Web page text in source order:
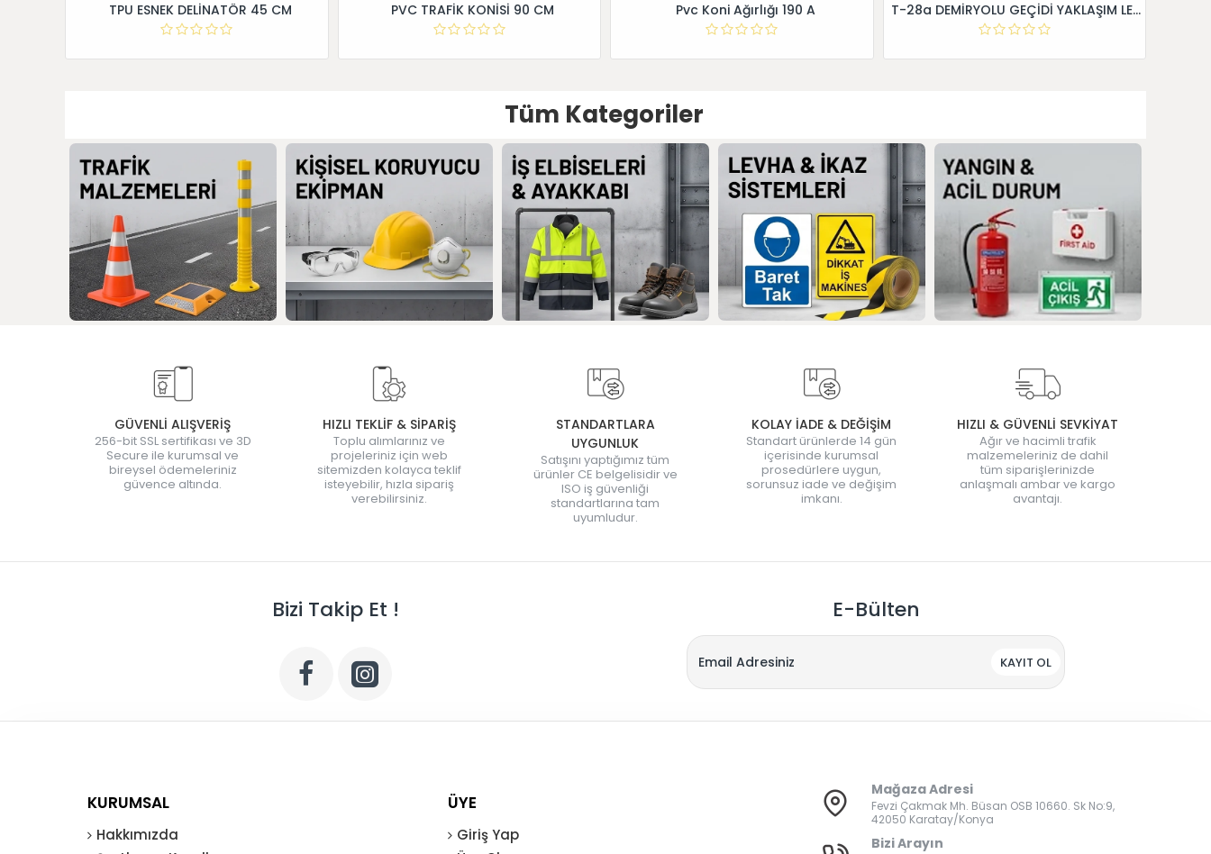
TPU ESNEK DELİNATÖR 45 CM PVC TRAFİK KONİSİ 90 CM Pvc Koni Ağırlığı 190 A T-28a DEMİRYOLU GEÇİDİ YAKLAŞIM LEVHALARI (Sağ)
Tüm Kategoriler
GÜVENLİ ALIŞVERİŞ
256-bit SSL sertifikası ve 3D
Secure ile kurumsal ve
bireysel ödemeleriniz
güvence altında.
HIZLI TEKLİF & SİPARİŞ
Toplu alımlarınız ve
projeleriniz için web
sitemizden kolayca teklif
isteyebilir, hızla sipariş
verebilirsiniz.
STANDARTLARA
UYGUNLUK
Satışını yaptığımız tüm
ürünler CE belgelisidir ve
ISO iş güvenliği
standartlarına tam
uyumludur.
KOLAY İADE & DEĞİŞİM
Standart ürünlerde 14 gün
içerisinde kurumsal
prosedürlere uygun,
sorunsuz iade ve değişim
imkanı.
HIZLI & GÜVENLİ SEVKİYAT
Ağır ve hacimli trafik
malzemeleriniz de dahil
tüm siparişlerinizde
anlaşmalı ambar ve kargo
avantajı.
Bizi Takip Et ! E-Bülten
KAYIT OL
KURUMSAL
Hakkımızda
ÜYE
Giriş Yap
Mağaza Adresi
Fevzi Çakmak Mh. Büsan OSB 10660. Sk No:9,
42050 Karatay/Konya
Bizi Arayın